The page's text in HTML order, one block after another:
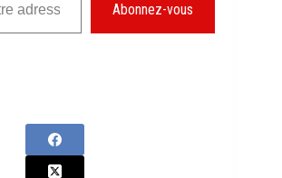
Abonnez-vous